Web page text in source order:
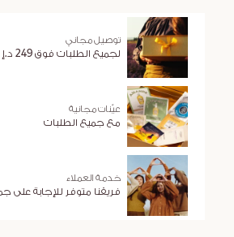
توصيل مجاني
لجميع الطلبات فوق 249 د.إ
عيّنات مجانية
مع جميع الطلبات
خدمة العملاء
فريقنا متوفر للإجابة على